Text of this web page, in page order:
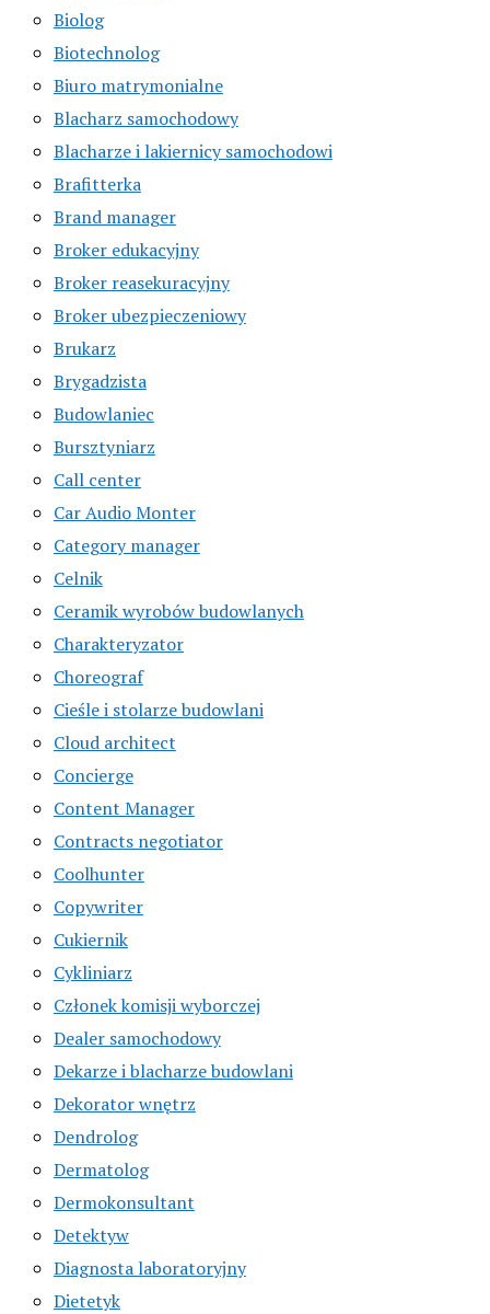
Biolog
Biotechnolog
Biuro matrymonialne
Blacharz samochodowy
Blacharze i lakiernicy samochodowi
Brafitterka
Brand manager
Broker edukacyjny
Broker reasekuracyjny
Broker ubezpieczeniowy
Brukarz
Brygadzista
Budowlaniec
Bursztyniarz
Call center
Car Audio Monter
Category manager
Celnik
Ceramik wyrobów budowlanych
Charakteryzator
Choreograf
Cieśle i stolarze budowlani
Cloud architect
Concierge
Content Manager
Contracts negotiator
Coolhunter
Copywriter
Cukiernik
Cykliniarz
Członek komisji wyborczej
Dealer samochodowy
Dekarze i blacharze budowlani
Dekorator wnętrz
Dendrolog
Dermatolog
Dermokonsultant
Detektyw
Diagnosta laboratoryjny
Dietetyk